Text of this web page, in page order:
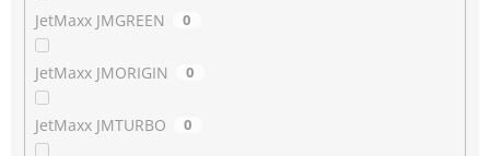
JetMaxx JMGREEN 0
JetMaxx JMORIGIN 0
JetMaxx JMTURBO 0